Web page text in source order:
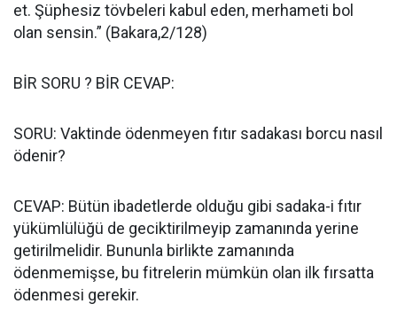
et. Şüphesiz tövbeleri kabul eden, merhameti bol
olan sensin.” (Bakara,2/128)
BİR SORU ? BİR CEVAP:
SORU: Vaktinde ödenmeyen fıtır sadakası borcu nasıl
ödenir?
CEVAP: Bütün ibadetlerde olduğu gibi sadaka-i fıtır
yükümlülüğü de geciktirilmeyip zamanında yerine
getirilmelidir. Bununla birlikte zamanında
ödenmemişse, bu fitrelerin mümkün olan ilk fırsatta
ödenmesi gerekir.